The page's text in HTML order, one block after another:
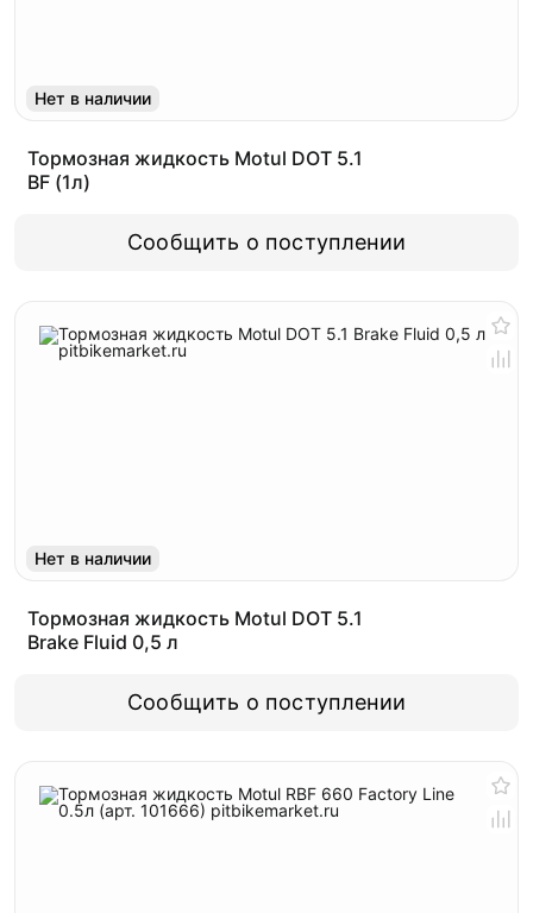
Нет в наличии
Тормозная жидкость Motul DOT 5.1
BF (1л)
Сообщить о поступлении
Нет в наличии
Тормозная жидкость Motul DOT 5.1
Brake Fluid 0,5 л
Сообщить о поступлении